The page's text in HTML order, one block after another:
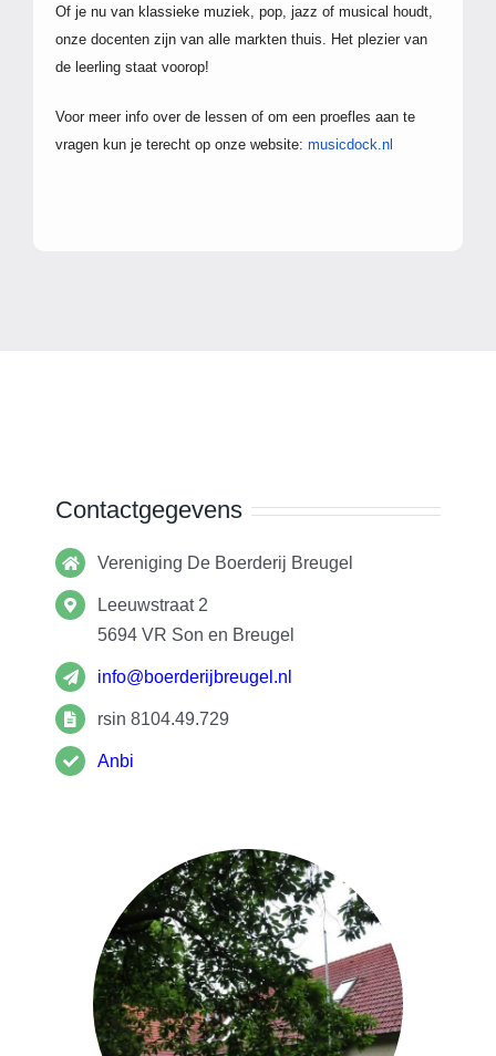
Of je nu van klassieke muziek, pop, jazz of musical houdt,
onze docenten zijn van alle markten thuis. Het plezier van
de leerling staat voorop!
Voor meer info over de lessen of om een proefles aan te
vragen kun je terecht op onze website: musicdock.nl
Contactgegevens
Vereniging De Boerderij Breugel
Leeuwstraat 2
5694 VR Son en Breugel
info@boerderijbreugel.nl
rsin 8104.49.729
Anbi